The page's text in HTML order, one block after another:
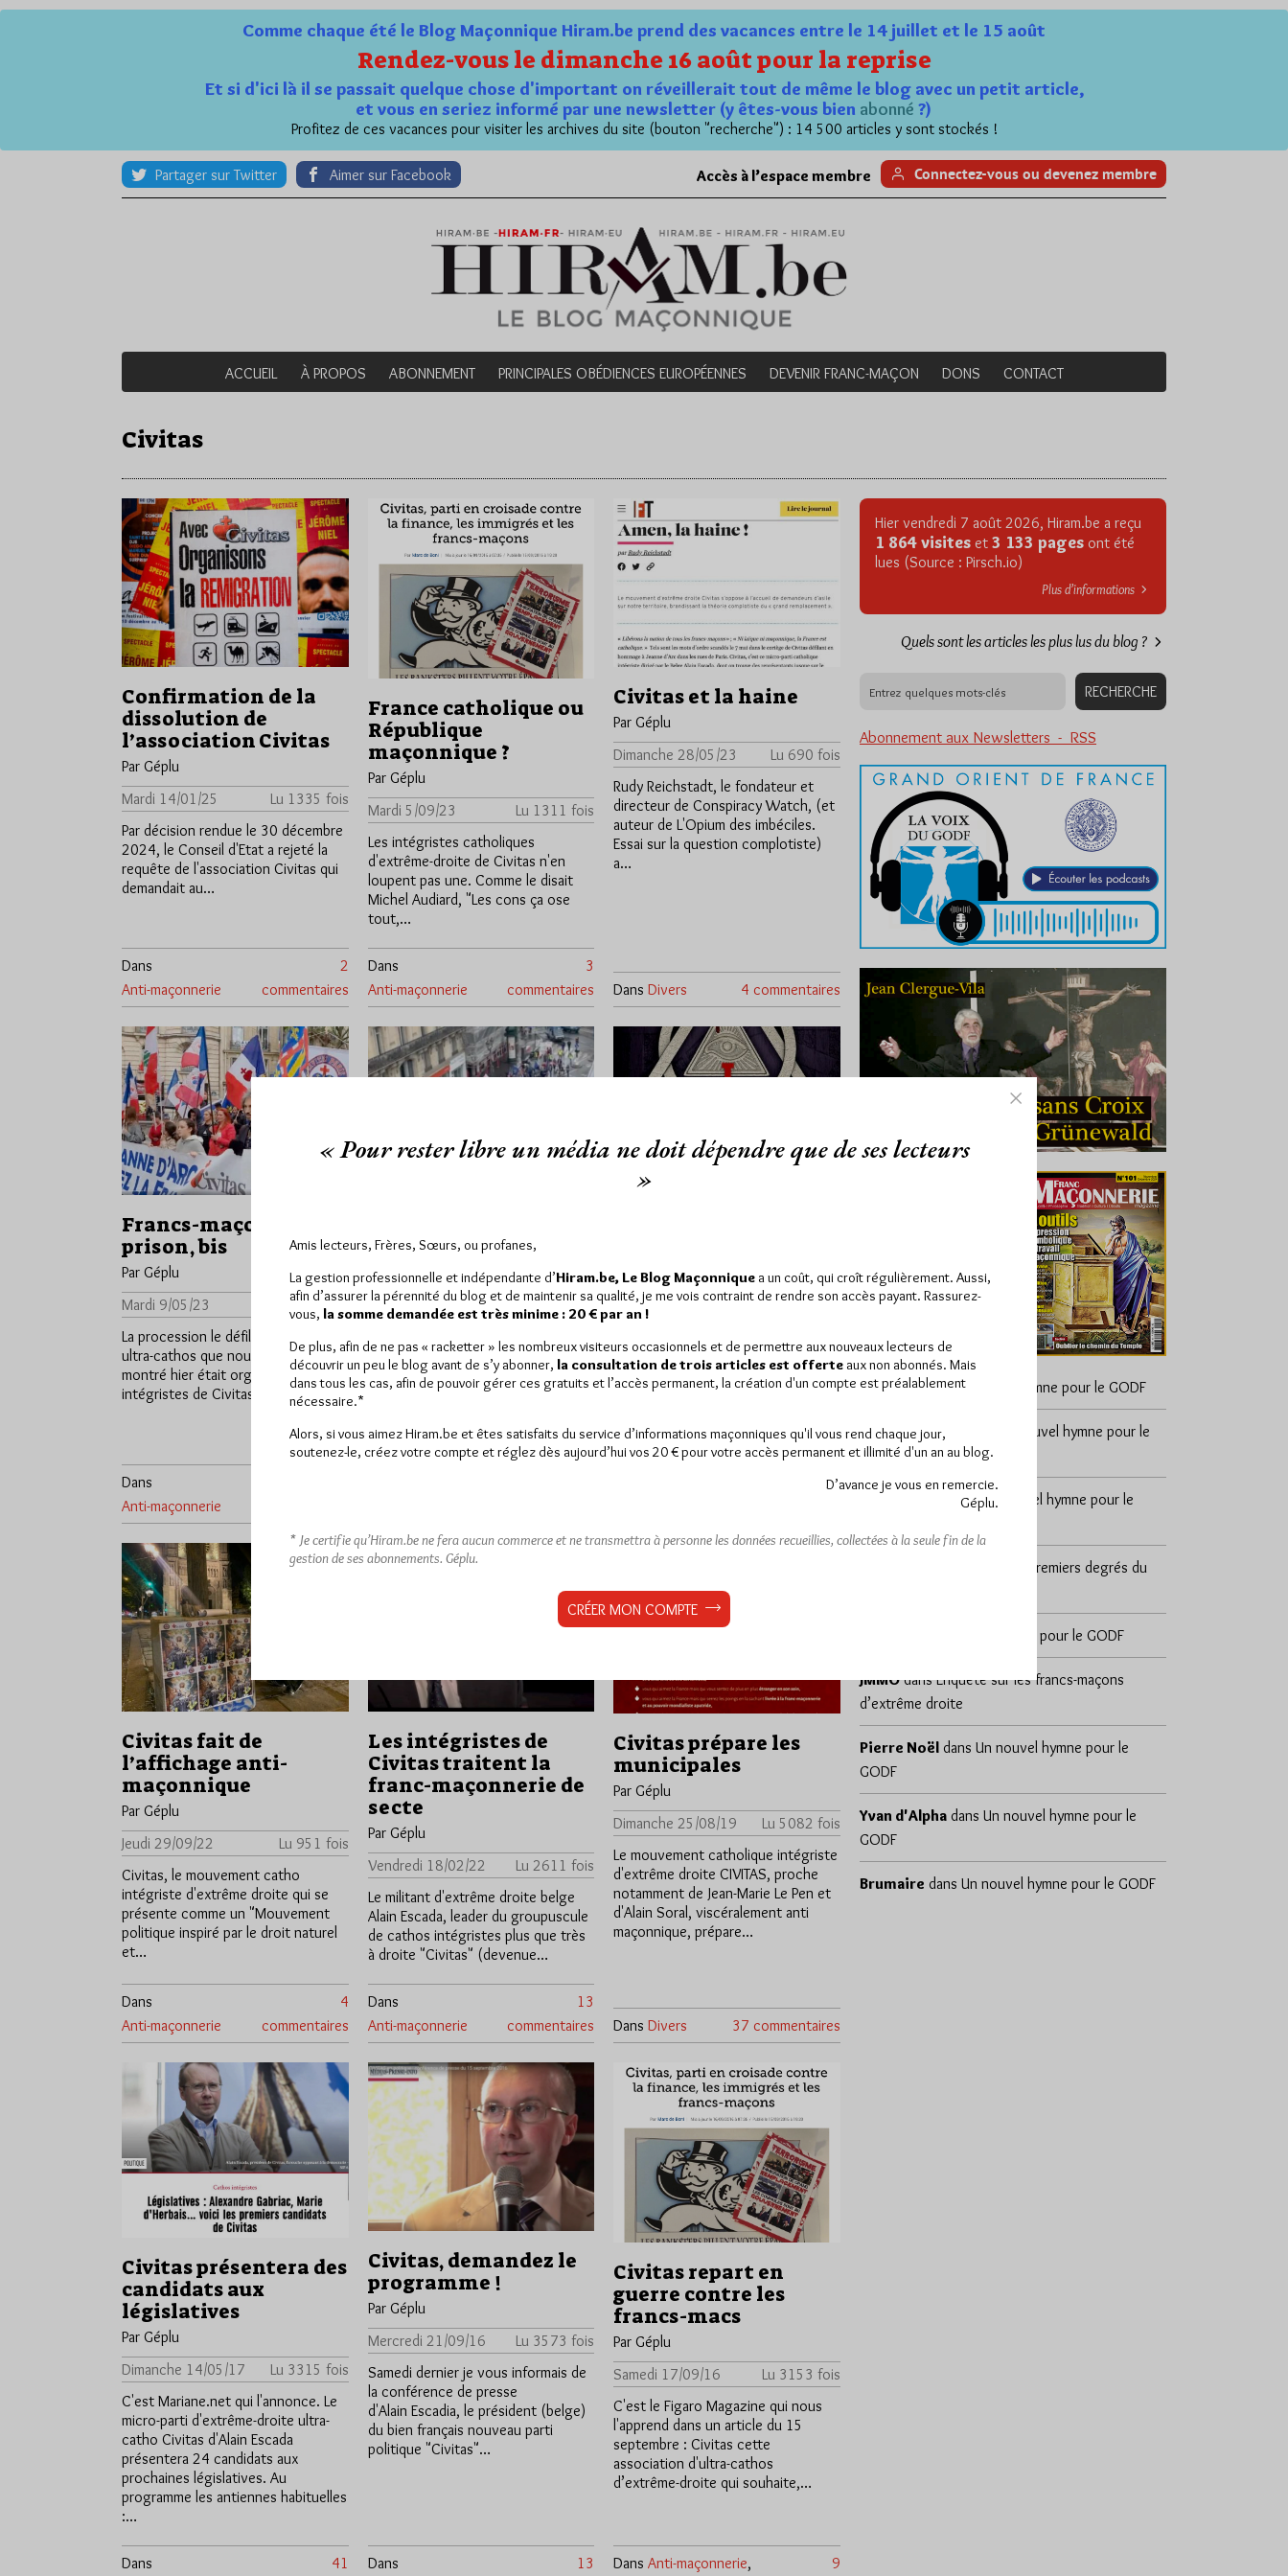
Comme chaque été le Blog Maçonnique Hiram.be prend des vacances entre le 14 juillet et le 15 août
Rendez-vous le dimanche 16 août pour la reprise
Et si d'ici là il se passait quelque chose d'important on réveillerait tout de même le blog avec un petit article,
et vous en seriez informé par une newsletter (y êtes-vous bien abonné ?)
Profitez de ces vacances pour visiter les archives du site (bouton "recherche") : 14 500 articles y sont stockés !
Partager sur Twitter Aimer sur Facebook Accès à l’espace membre Connectez-vous ou devenez membre
ACCUEIL À PROPOS ABONNEMENT PRINCIPALES OBÉDIENCES EUROPÉENNES DEVENIR FRANC-MAÇON DONS CONTACT
Civitas
Confirmation de la
dissolution de
l’association Civitas
Par Géplu
Mardi 14/01/25
Lu 1335 fois
Par décision rendue le 30 décembre
2024, le Conseil d'Etat a rejeté la
requête de l'association Civitas qui
demandait au…
Dans
Anti-maçonnerie
2
commentaires
France catholique ou
République
maçonnique ?
Par Géplu
Mardi 5/09/23
Lu 1311 fois
Les intégristes catholiques
d'extrême-droite de Civitas n'en
loupent pas une. Comme le disait
Michel Audiard, "Les cons ça ose
tout,…
Dans
Anti-maçonnerie
3
commentaires
Civitas et la haine
Par Géplu
Dimanche 28/05/23
Lu 690 fois
Rudy Reichstadt, le fondateur et
directeur de Conspiracy Watch, (et
auteur de L'Opium des imbéciles.
Essai sur la question complotiste)
a…
DansDivers 4 commentaires
Francs-maçons en
prison, bis
Par Géplu
Mardi 9/05/23
Lu 1329 fois
La procession le défilé de royalistes
ultra-cathos que nous vous avons
montré hier était organisé par les
intégristes de Civitas,…
Dans
Anti-maçonnerie
tous les francs-
maçons !
Par Géplu
Un petit groupe de 60 à 80
personnes royalistes, ultra-cathos,
fachos et/ou d'extrême droite (au
de sa revue
Par Géplu
Civitas, le groupuscule d'extrême-
droite des catholiques intégristes
d'Alain Escada veut avec ce numéro
lecteurs…
8
Civitas fait de
l’affichage anti-
maçonnique
Par Géplu
Jeudi 29/09/22
Lu 951 fois
Civitas, le mouvement catho
intégriste d'extrême droite qui se
présente comme un "Mouvement
politique inspiré par le droit naturel
et…
Dans
Anti-maçonnerie
4
commentaires
Les intégristes de
Civitas traitent la
franc-maçonnerie de
secte
Par Géplu
Vendredi 18/02/22
Lu 2611 fois
Le militant d'extrême droite belge
Alain Escada, leader du groupuscule
de cathos intégristes plus que très
à droite "Civitas" (devenue…
Dans
Anti-maçonnerie
13
commentaires
Civitas prépare les
municipales
Par Géplu
Dimanche 25/08/19
Lu 5082 fois
Le mouvement catholique intégriste
d'extrême droite CIVITAS, proche
notamment de Jean-Marie Le Pen et
d'Alain Soral, viscéralement anti
maçonnique, prépare…
DansDivers 37 commentaires
Civitas présentera des
candidats aux
législatives
Par Géplu
Dimanche 14/05/17
Lu 3315 fois
C'est Mariane.net qui l'annonce. Le
micro-parti d'extrême-droite ultra-
catho Civitas d'Alain Escada
présentera 24 candidats aux
prochaines législatives. Au
programme les antiennes habituelles
:…
Dans 41
Civitas, demandez le
programme !
Par Géplu
Mercredi 21/09/16
Lu 3573 fois
Samedi dernier je vous informais de
la conférence de presse
d'Alain Escadia, le président (belge)
du bien français nouveau parti
politique "Civitas"…
Dans 13
Civitas repart en
guerre contre les
francs-macs
Par Géplu
Samedi 17/09/16
Lu 3153 fois
C'est le Figaro Magazine qui nous
l'apprend dans un article du 15
septembre : Civitas cette
association d'ultra-cathos
d’extrême-droite qui souhaite,…
DansAnti-maçonnerie, 9
Hier vendredi 7 août 2026, Hiram.be a reçu
1 864 visites et 3 133 pages ont été
lues (Source : Pirsch.io)
Plus d’informations
Quels sont les articles les plus lus du blog ?
Abonnement aux Newsletters - RSS
cosmosdansUn nouvel hymne pour le GODF
sylvain zeghni
Un nouvel hymne pour le
GODF
DÉSAP RÊ 🤣 dansUn nouvel hymne pour le
Les 18 premiers degrés du
Un nouvel hymne pour le GODF
JMMOdansEnquête sur les francs-maçons
d’extrême droite
Pierre Noël dans Un nouvel hymne pour le
GODF
Yvan d'Alpha dans Un nouvel hymne pour le
GODF
Brumaire dans Un nouvel hymne pour le GODF
« Pour rester libre un média ne doit dépendre que de ses lecteurs
»
Amis lecteurs, Frères, Sœurs, ou profanes,
La gestion professionnelle et indépendante d’Hiram.be, Le Blog Maçonnique a un coût, qui croît régulièrement. Aussi,
afin d’assurer la pérennité du blog et de maintenir sa qualité, je me vois contraint de rendre son accès payant. Rassurez-
vous, la somme demandée est très minime : 20 € par an !
De plus, afin de ne pas « racketter » les nombreux visiteurs occasionnels et de permettre aux nouveaux lecteurs de
découvrir un peu le blog avant de s’y abonner, la consultation de trois articles est offerte aux non abonnés. Mais
dans tous les cas, afin de pouvoir gérer ces gratuits et l’accès permanent, la création d'un compte est préalablement
nécessaire.*
Alors, si vous aimez Hiram.be et êtes satisfaits du service d’informations maçonniques qu'il vous rend chaque jour,
soutenez-le, créez votre compte et réglez dès aujourd’hui vos 20 € pour votre accès permanent et illimité d'un an au blog.
D’avance je vous en remercie.
Géplu.
* Je certifie qu’Hiram.be ne fera aucun commerce et ne transmettra à personne les données recueillies, collectées à la seule fin de la
gestion de ses abonnements. Géplu.
CRÉER MON COMPTE